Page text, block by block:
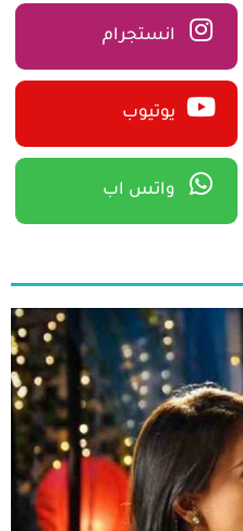
انستجرام
يوتيوب
واتس اب